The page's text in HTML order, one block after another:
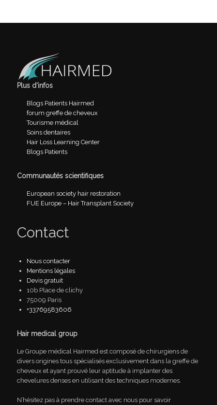
Plus d’infos
Blogs Patients Hairmed
forum greffe de cheveux
Tourisme médical
Soins dentaires
Hair Loss Learning Center
Blogs Patients
Communautés scientifiques
European society hair restoration
FUE Europe – Hair Transplant Society
Contact
Nous contacter
Mentions légales
Devis gratuit
10b Place de clichy
75009 Paris
+33769583606
Hair medical group
Le Groupe médical Hairmed est composé de chirurgiens de
divers origines tous spécialisés exclusivement dans la greffe de
cheveux et ayant prouvé leur aptitude à implanter des
chevelures denses en utilisant des techniques modernes.
N’hésitez pas à prendre contact avec nous pour savoir